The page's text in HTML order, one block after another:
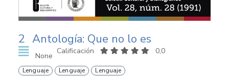
2 Antología: Que no lo es
None
Calificación 0,0
Lenguaje Lenguaje Lenguaje